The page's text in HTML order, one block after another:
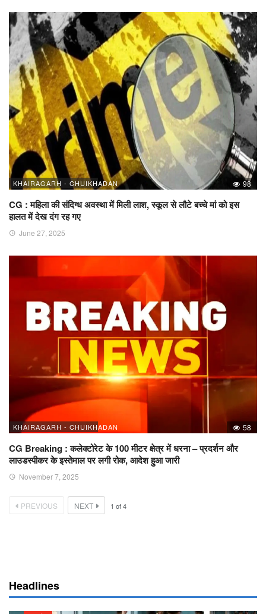
KHAIRAGARH - CHUIKHADAN 98
CG : महिला की संदिग्ध अवस्था में मिली लाश, स्कूल से लौटे बच्चे मां को इस
हालत में देख दंग रह गए
June 27, 2025
KHAIRAGARH - CHUIKHADAN 58
CG Breaking : कलेक्टोरेट के 100 मीटर क्षेत्र में धरना – प्रदर्शन और
लाउडस्पीकर के इस्तेमाल पर लगी रोक, आदेश हुआ जारी
November 7, 2025
PREVIOUS NEXT 1 of4
Headlines